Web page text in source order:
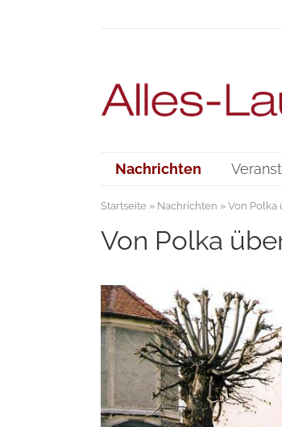
Nachrichten
Startseite» Nachrichten » Von Polka
Von Polka